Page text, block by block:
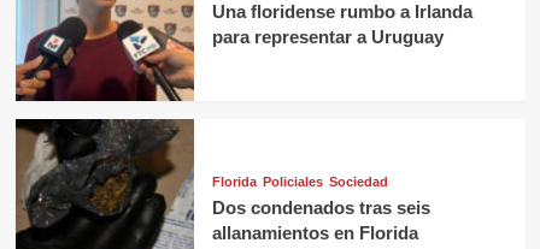
Una floridense rumbo a Irlanda
para representar a Uruguay
Florida Policiales Sociedad
Dos condenados tras seis
allanamientos en Florida